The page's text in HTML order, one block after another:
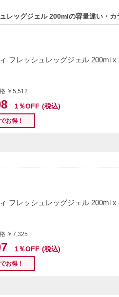
レッグジェル 200mlの容量違い・カ
フレッシュレッグジェル 200ml x
￥5,512
1％OFF (税込)
お得！
フレッシュレッグジェル 200ml x
￥7,325
1％OFF (税込)
お得！